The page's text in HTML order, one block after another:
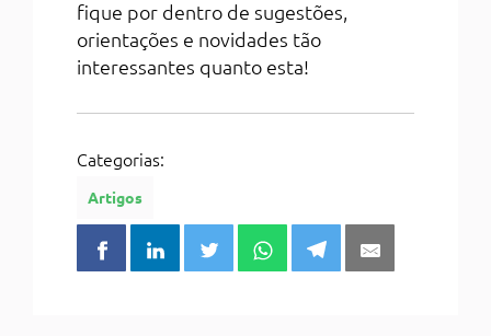
fique por dentro de sugestões,
orientações e novidades tão
interessantes quanto esta!
Categorias:
Artigos